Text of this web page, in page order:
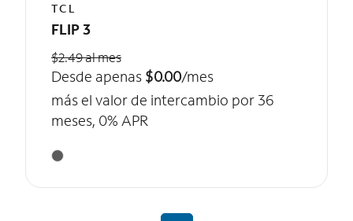
TCL
FLIP 3
$2.49 al mes
Desde apenas $0.00/mes
más el valor de intercambio por 36
meses, 0% APR